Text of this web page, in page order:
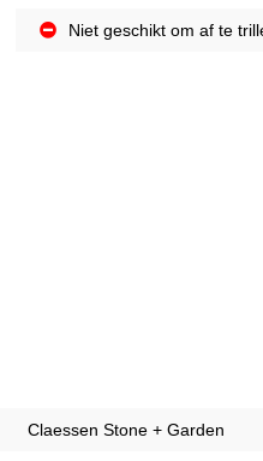
Niet geschikt om af te
Claessen Stone + Garden